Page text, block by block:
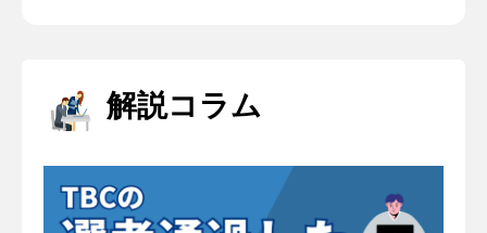
てきました。そんな私を一言で表すと「〇〇」だと
考えています。理由はチームで協働することを重視
解説コラム